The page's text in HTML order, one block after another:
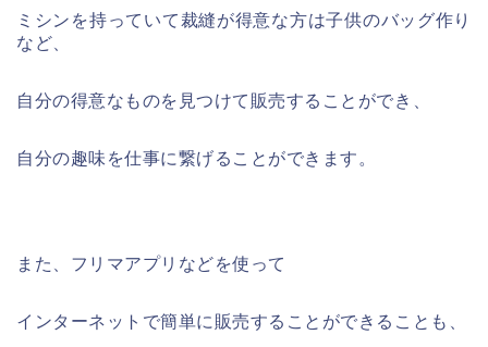
ミシンを持っていて裁縫が得意な方は子供のバッグ作り
など、
自分の得意なものを見つけて販売することができ、
自分の趣味を仕事に繋げることができます。
また、フリマアプリなどを使って
インターネットで簡単に販売することができることも、